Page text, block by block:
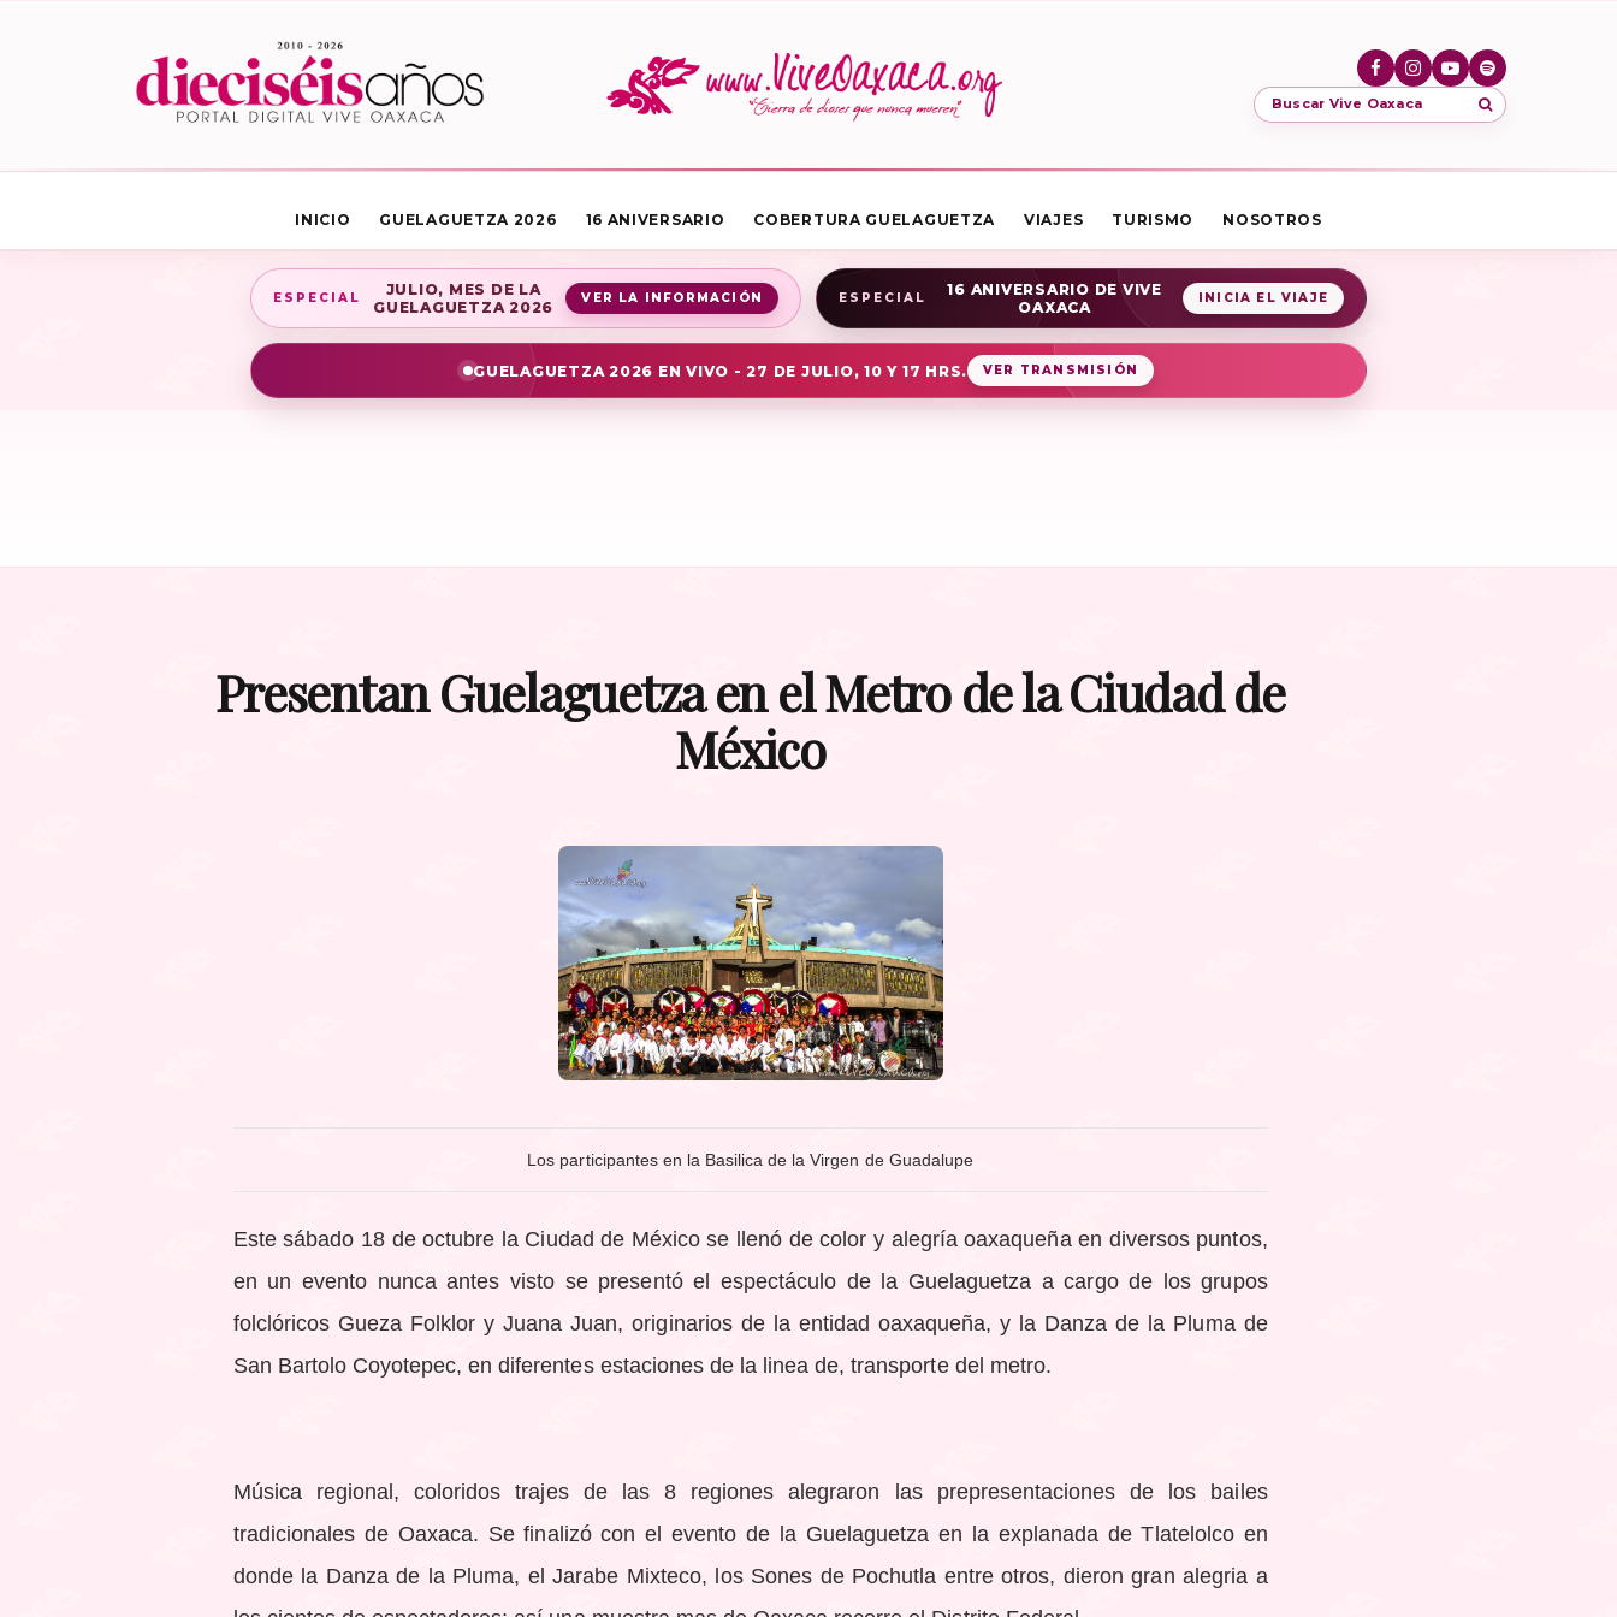
Buscar Vive Oaxaca
INICIO GUELAGUETZA 2026 16 ANIVERSARIO COBERTURA GUELAGUETZA VIAJES TURISMO NOSOTROS
ESPECIAL
JULIO, MES DE LA
GUELAGUETZA 2026
VER LA INFORMACIÓN ESPECIAL
16 ANIVERSARIO DE VIVE
OAXACA
INICIA EL VIAJE
GUELAGUETZA 2026 EN VIVO - 27 DE JULIO, 10 Y 17 HRS. VER TRANSMISIÓN
Presentan Guelaguetza en el Metro de la Ciudad de
México
Los participantes en la Basilica de la Virgen de Guadalupe
Este sábado 18 de octubre la Ciudad de México se llenó de color y alegría oaxaqueña en diversos puntos,
en un evento nunca antes visto se presentó el espectáculo de la Guelaguetza a cargo de los grupos
folclóricos Gueza Folklor y Juana Juan, originarios de la entidad oaxaqueña, y la Danza de la Pluma de
San Bartolo Coyotepec, en diferentes estaciones de la linea de, transporte del metro.
Música regional, coloridos trajes de las 8 regiones alegraron las prepresentaciones de los bailes
tradicionales de Oaxaca. Se finalizó con el evento de la Guelaguetza en la explanada de Tlatelolco en
donde la Danza de la Pluma, el Jarabe Mixteco, los Sones de Pochutla entre otros, dieron gran alegria a